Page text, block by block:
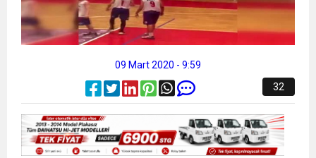
09 Mart 2020 - 9:59
32